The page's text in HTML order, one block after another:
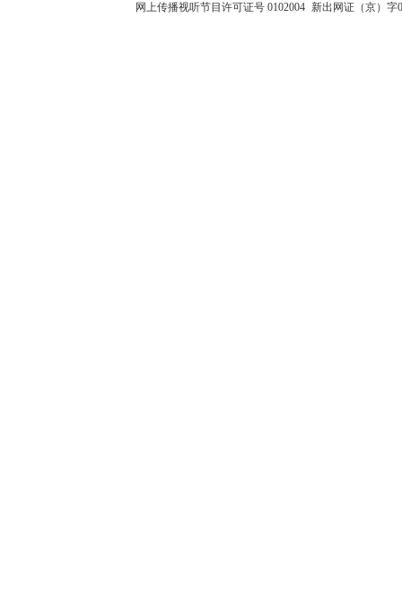
网上传播视听节目许可证号 0102004 新出网证（京）